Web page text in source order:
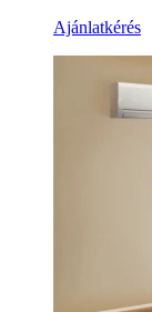
Ajánlatkérés